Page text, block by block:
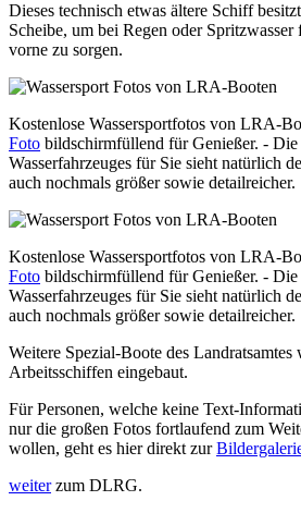
Dieses technisch etwas ältere Schiff
Scheibe, um bei Regen oder
vorne zu sorgen.
Kostenlose Wassersportfotos von LRA-
Foto bildschirmfüllend für Genießer. - Die
Wasserfahrzeuges für Sie sieht natürlich
auch nochmals größer sowie detailreicher.
Kostenlose Wassersportfotos von LRA-
Foto bildschirmfüllend für Genießer. - Die
Wasserfahrzeuges für Sie sieht natürlich
auch nochmals größer sowie detailreicher.
Weitere Spezial-Boote des Landratsamtes
Arbeitsschiffen eingebaut.
Für Personen, welche keine Text-
nur die großen Fotos fortlaufend zum
wollen, geht es hier direkt zur
weiterzum DLRG.